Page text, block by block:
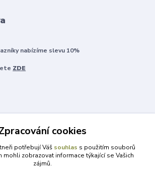
nabízíme slevu 10%
ZDE
radost.cz
cookies
potřebují Váš souhlas s použitím souborů
mohli zobrazovat informace týkající se Vašich
zájmů.